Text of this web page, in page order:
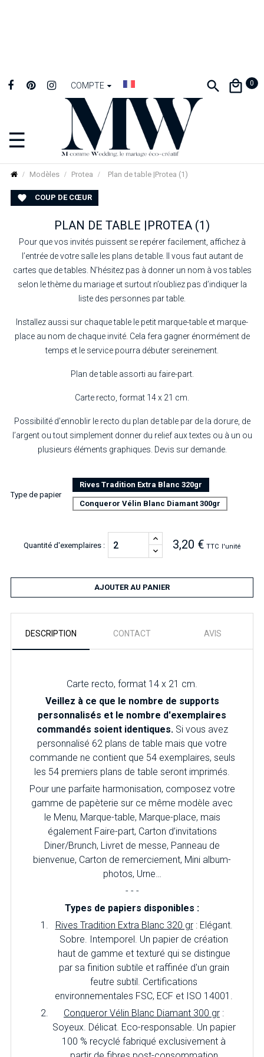
COMPTE 0
Basculer
la
navigation
☰
Modèles Protea Plan de table |Protea (1)
 COUP DE CŒUR
PLAN DE TABLE |PROTEA (1)
Pour que vos invités puissent se repérer facilement, affichez à
l’entrée de votre salle les plans de table. Il vous faut autant de
cartes que de tables. N’hésitez pas à donner un nom à vos tables
selon le thème du mariage et surtout n’oubliez pas d’indiquer la
liste des personnes par table.
Installez aussi sur chaque table le petit marque-table et marque-
place au nom de chaque invité. Cela fera gagner énormément de
temps et le service pourra débuter sereinement.
Plan de table assorti au faire-part.
Carte recto, format 14 x 21 cm.
Possibilité d’ennoblir le recto du plan de table par de la dorure, de
l’argent ou tout simplement donner du relief aux textes ou à un ou
plusieurs éléments graphiques. Devis sur demande.
Type de papier
Rives Tradition Extra Blanc 320gr
Conqueror Vélin Blanc Diamant 300gr
Quantité d'exemplaires : 3,20 € TTC l'unité
AJOUTER AU PANIER
DESCRIPTION CONTACT AVIS
Carte recto, format 14 x 21 cm.
Veillez à ce que le nombre de supports
personnalisés et le nombre d'exemplaires
commandés soient identiques.Si vous avez
personnalisé 62 plans de table mais que votre
commande ne contient que 54 exemplaires, seuls
les 54 premiers plans de table seront imprimés.
Pour une parfaite harmonisation, composez votre
gamme de papèterie sur ce même modèle avec
le Menu, Marque-table, Marque-place, mais
également Faire-part, Carton d’invitations
Diner/Brunch, Livret de messe, Panneau de
bienvenue, Carton de remerciement, Mini album-
photos, Urne…
- - -
Types de papiers disponibles :
Rives Tradition Extra Blanc 320 gr: Elégant.
Sobre. Intemporel. Un papier de création
haut de gamme et texturé qui se distingue
par sa finition subtile et raffinée d'un grain
feutre subtil. Certifications
environnementales FSC, ECF et ISO 14001.
Conqueror Vélin Blanc Diamant 300 gr :
Soyeux. Délicat. Eco-responsable. Un papier
100 % recyclé fabriqué exclusivement à